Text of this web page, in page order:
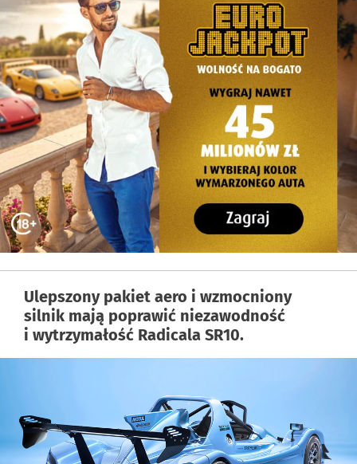
Ulepszony pakiet aero i wzmocniony
silnik mają poprawić niezawodność
i wytrzymałość Radicala SR10.